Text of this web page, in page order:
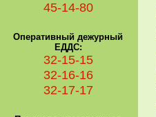
45-14-80
Оперативный дежурный
ЕДДС:
32-15-15
32-16-16
32-17-17